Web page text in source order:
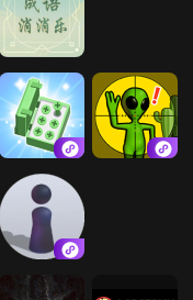
成语消消乐闯
关
闯关大聪明
跳一跳